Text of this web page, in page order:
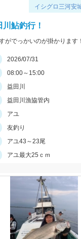
イシグロ三河安
鮎釣行！
2026/07/31
08:00～15:00
益田川
益田川漁協管内
アユ
友釣り
アユ43～23尾
アユ最大25ｃｍ